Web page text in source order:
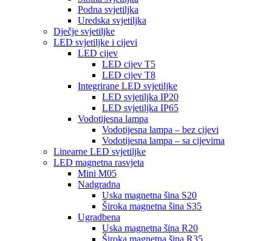
Podna svjetiljka
Uredska svjetiljka
Dječje svjetiljke
LED svjetiljke i cijevi
LED cijev
LED cijev T5
LED cijev T8
Integrirane LED svjetiljke
LED svjetiljka IP20
LED svjetiljka IP65
Vodotijesna lampa
Vodotijesna lampa – bez cijevi
Vodotijesna lampa – sa cijevima
Linearne LED svjetiljke
LED magnetna rasvjeta
Mini M05
Nadgradna
Uska magnetna šina S20
Široka magnetna šina S35
Ugradbena
Uska magnetna šina R20
Široka magnetna šina R35